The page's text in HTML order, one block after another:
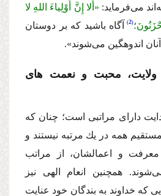
مى‌فرماید: «أَلا إِنَّ أَوْلِیاءَ اللهِ لا
2
آگاه باشید كه بر دوستان
اندوهگین مى‌شوند».
ولایت، محبت و نعمت هاى
داراى مراتبى است؛ چنان كه
همه در یك مرتبه نیستند و
معرفت و اعمالشان، از مراتب
همچنین انعام الهى نیز
كه خداوند به بندگان خود عنایت